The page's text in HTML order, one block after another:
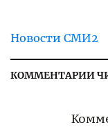
Новости СМИ2
КОММЕНТАРИИ